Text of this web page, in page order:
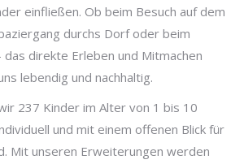
einfließen. Ob beim Besuch auf dem
durchs Dorf oder beim
das direkte Erleben und Mitmachen
lebendig und nachhaltig.
237 Kinder im Alter von 1 bis 10
und mit einem offenen Blick für
Mit unseren Erweiterungen werden